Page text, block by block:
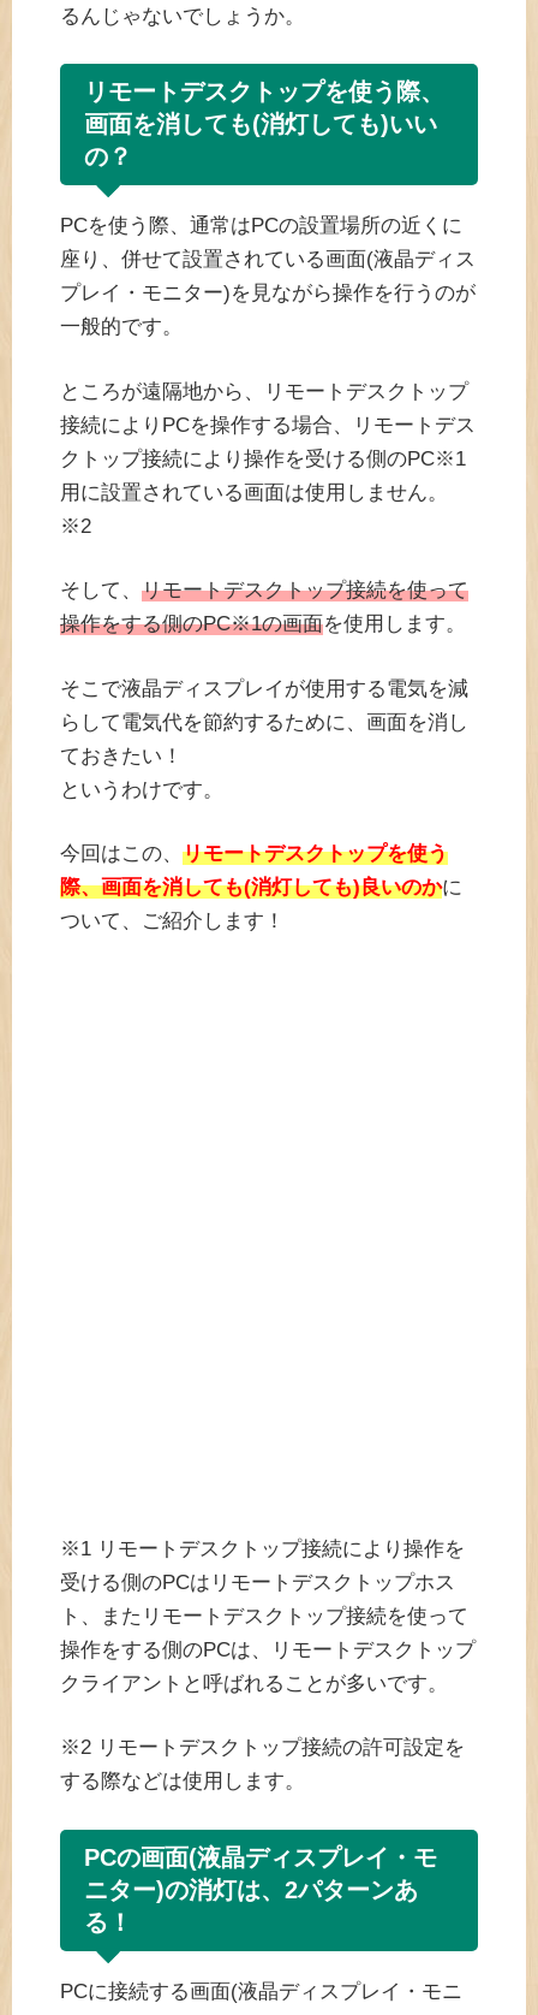
るんじゃないでしょうか。
リモートデスクトップを使う際、
画面を消しても(消灯しても)いい
の？
PCを使う際、通常はPCの設置場所の近くに
座り、併せて設置されている画面(液晶ディス
プレイ・モニター)を見ながら操作を行うのが
一般的です。
ところが遠隔地から、リモートデスクトップ
接続によりPCを操作する場合、リモートデス
クトップ接続により操作を受ける側のPC※1
用に設置されている画面は使用しません。
※2
そして、 リモートデスクトップ接続を使って
操作をする側のPC※1の画面を使用します。
そこで液晶ディスプレイが使用する電気を減
らして電気代を節約するために、画面を消し
ておきたい！
というわけです。
今回はこの、 リモートデスクトップを使う
際、画面を消しても(消灯しても)良いのかに
ついて、ご紹介します！
※1 リモートデスクトップ接続により操作を
受ける側のPCはリモートデスクトップホス
ト、またリモートデスクトップ接続を使って
操作をする側のPCは、リモートデスクトップ
クライアントと呼ばれることが多いです。
※2 リモートデスクトップ接続の許可設定を
する際などは使用します。
PCの画面(液晶ディスプレイ・モ
ニター)の消灯は、2パターンあ
る！
PCに接続する画面(液晶ディスプレイ・モニ